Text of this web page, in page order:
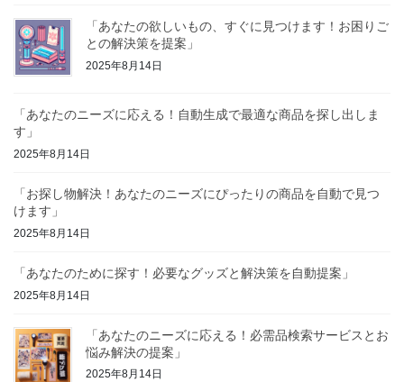
「あなたの欲しいもの、すぐに見つけます！お困りご
との解決策を提案」
2025年8月14日
「あなたのニーズに応える！自動生成で最適な商品を探し出しま
す」
2025年8月14日
「お探し物解決！あなたのニーズにぴったりの商品を自動で見つ
けます」
2025年8月14日
「あなたのために探す！必要なグッズと解決策を自動提案」
2025年8月14日
「あなたのニーズに応える！必需品検索サービスとお
悩み解決の提案」
2025年8月14日